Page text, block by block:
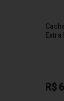
Extra
R$